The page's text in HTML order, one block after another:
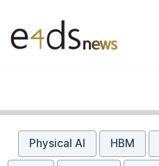
Physical AI HBM